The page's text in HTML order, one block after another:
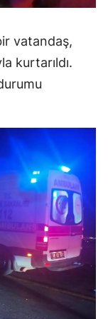
vatandaş,
kurtarıldı.